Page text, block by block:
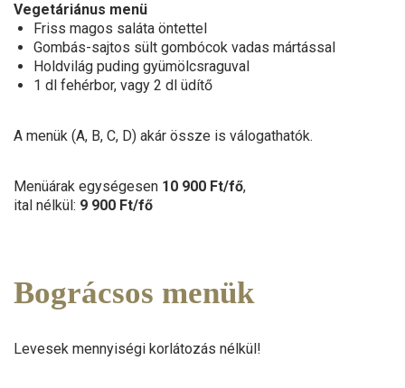
Vegetáriánus menü
Friss magos saláta öntettel
Gombás-sajtos sült gombócok vadas mártással
Holdvilág puding gyümölcsraguval
1 dl fehérbor, vagy 2 dl üdítő
A menük (A, B, C, D) akár össze is válogathatók.
Menüárak egységesen 10 900 Ft/fő,
ital nélkül: 9 900 Ft/fő
Bográcsos menük
Levesek mennyiségi korlátozás nélkül!